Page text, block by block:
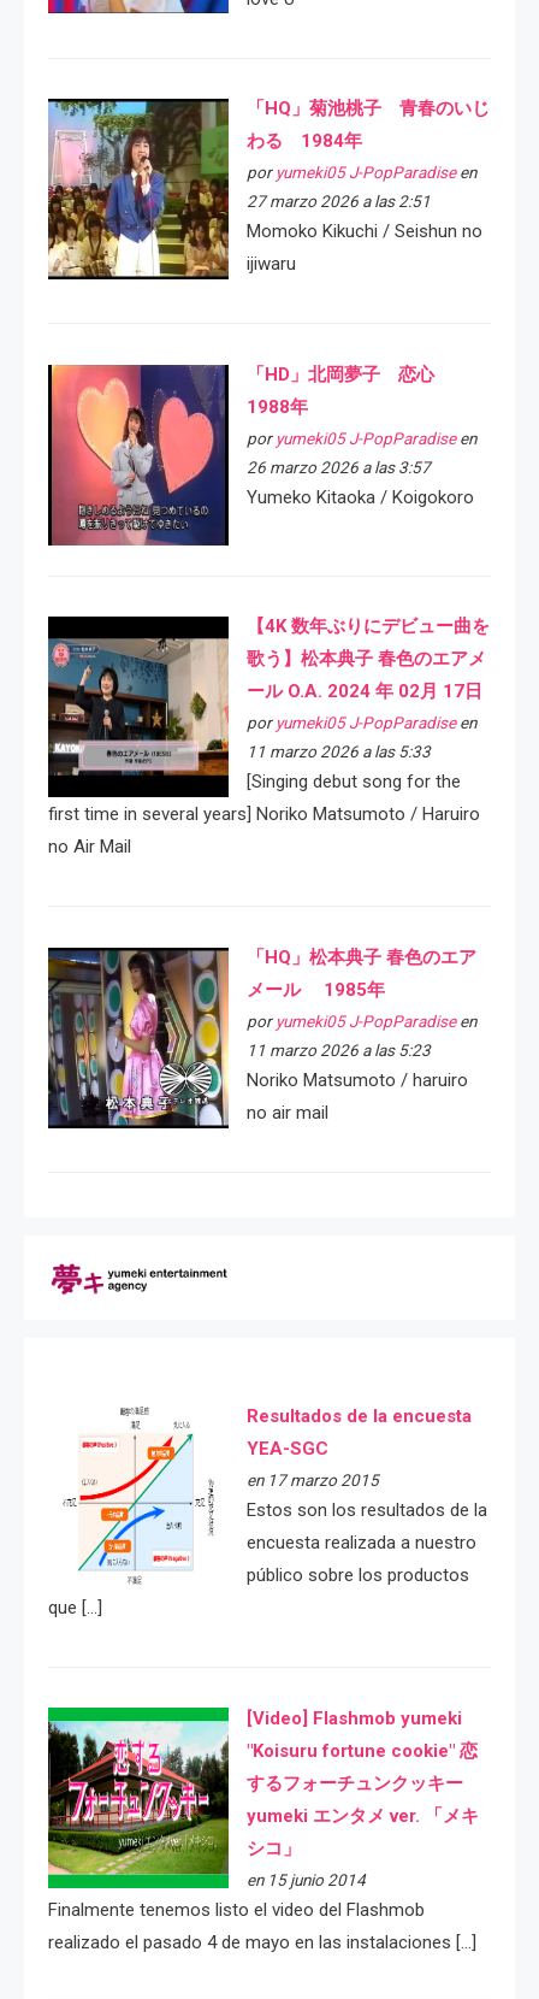
「HQ」菊池桃子 青春のいじ
わる 1984年
por yumeki05 J-PopParadiseen
27 marzo 2026 a las 2:51
Momoko Kikuchi / Seishun no
ijiwaru
「HD」北岡夢子 恋心
1988年
por yumeki05 J-PopParadiseen
26 marzo 2026 a las 3:57
Yumeko Kitaoka / Koigokoro
【4K 数年ぶりにデビュー曲を
歌う】松本典子 春色のエアメ
ール O.A. 2024 年 02月 17日
por yumeki05 J-PopParadiseen
11 marzo 2026 a las 5:33
[Singing debut song for the
first time in several years] Noriko Matsumoto / Haruiro
no Air Mail
「HQ」松本典子 春色のエア
メール 1985年
por yumeki05 J-PopParadiseen
11 marzo 2026 a las 5:23
Noriko Matsumoto / haruiro
no air mail
Resultados de la encuesta
YEA-SGC
en 17 marzo 2015
Estos son los resultados de la
encuesta realizada a nuestro
público sobre los productos
que […]
[Video] Flashmob yumeki
"Koisuru fortune cookie" 恋
するフォーチュンクッキー
yumeki エンタメ ver. 「メキ
シコ」
en 15 junio 2014
Finalmente tenemos listo el video del Flashmob
realizado el pasado 4 de mayo en las instalaciones […]